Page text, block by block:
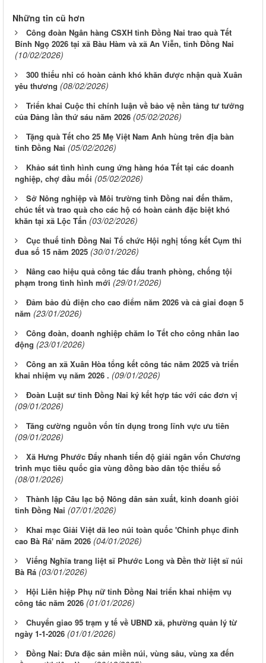
Những tin cũ hơn
Công đoàn Ngân hàng CSXH tỉnh Đồng Nai trao quà Tết
Bính Ngọ 2026 tại xã Bàu Hàm và xã An Viễn, tỉnh Đồng Nai
(10/02/2026)
300 thiếu nhi có hoàn cảnh khó khăn được nhận quà Xuân
yêu thương (08/02/2026)
Triển khai Cuộc thi chính luận về bảo vệ nền tảng tư tưởng
của Đảng lần thứ sáu năm 2026 (05/02/2026)
Tặng quà Tết cho 25 Mẹ Việt Nam Anh hùng trên địa bàn
tỉnh Đồng Nai (05/02/2026)
Khảo sát tình hình cung ứng hàng hóa Tết tại các doanh
nghiệp, chợ đầu mối (05/02/2026)
Sở Nông nghiệp và Môi trường tỉnh Đồng nai đến thăm,
chúc tết và trao quà cho các hộ có hoàn cảnh đặc biệt khó
khăn tại xã Lộc Tấn (03/02/2026)
Cục thuế tỉnh Đồng Nai Tổ chức Hội nghị tổng kết Cụm thi
đua số 15 năm 2025 (30/01/2026)
Nâng cao hiệu quả công tác đấu tranh phòng, chống tội
phạm trong tình hình mới (29/01/2026)
Đảm bảo đủ điện cho cao điểm năm 2026 và cả giai đoạn 5
năm (23/01/2026)
Công đoàn, doanh nghiệp chăm lo Tết cho công nhân lao
động (23/01/2026)
Công an xã Xuân Hòa tổng kết công tác năm 2025 và triển
khai nhiệm vụ năm 2026 . (09/01/2026)
Đoàn Luật sư tỉnh Đồng Nai ký kết hợp tác với các đơn vị
(09/01/2026)
Tăng cường nguồn vốn tín dụng trong lĩnh vực ưu tiên
(09/01/2026)
Xã Hưng Phước Đẩy nhanh tiến độ giải ngân vốn Chương
trình mục tiêu quốc gia vùng đồng bào dân tộc thiểu số
(08/01/2026)
Thành lập Câu lạc bộ Nông dân sản xuất, kinh doanh giỏi
tỉnh Đồng Nai (07/01/2026)
Khai mạc Giải Việt dã leo núi toàn quốc 'Chinh phục đỉnh
cao Bà Rá' năm 2026 (04/01/2026)
Viếng Nghĩa trang liệt sĩ Phước Long và Đền thờ liệt sĩ núi
Bà Rá (03/01/2026)
Hội Liên hiệp Phụ nữ tỉnh Đồng Nai triển khai nhiệm vụ
công tác năm 2026 (01/01/2026)
Chuyển giao 95 trạm y tế về UBND xã, phường quản lý từ
ngày 1-1-2026 (01/01/2026)
Đồng Nai: Đưa đặc sản miền núi, vùng sâu, vùng xa đến